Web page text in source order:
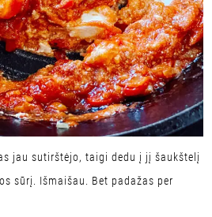
jau sutirštėjo, taigi dedu į jį šaukštelį
sūrį. Išmaišau. Bet padažas per